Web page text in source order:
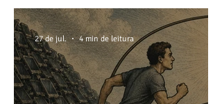
27 de jul. 4 min de leitura